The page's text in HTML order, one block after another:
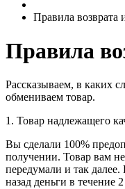
Правила возврата
Правила
Рассказываем, в каких
обмениваем товар.
1. Товар надлежащего
Вы сделали 100%
получении. Товар вам
передумали и так
назад деньги в течение